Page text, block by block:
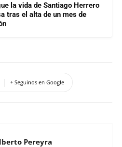
la vida de Santiago Herrero
tras el alta de un mes de
+ Seguinos en Google
Pereyra